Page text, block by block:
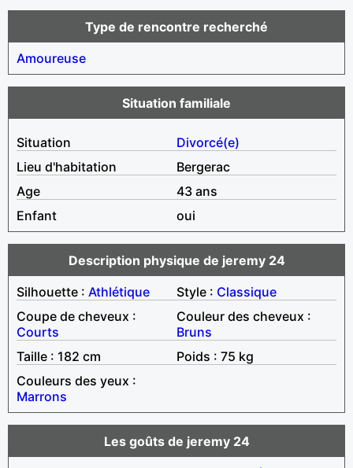
Type de rencontre recherché
Amoureuse
Situation familiale
Situation
Divorcé(e)
Lieu d'habitation
Bergerac
Age
43 ans
Enfant
oui
Description physique de jeremy 24
Silhouette : Athlétique Style : Classique
Coupe de cheveux :
Courts
Couleur des cheveux :
Bruns
Taille : 182 cm
Poids : 75 kg
Couleurs des yeux :
Marrons
Les goûts de jeremy 24